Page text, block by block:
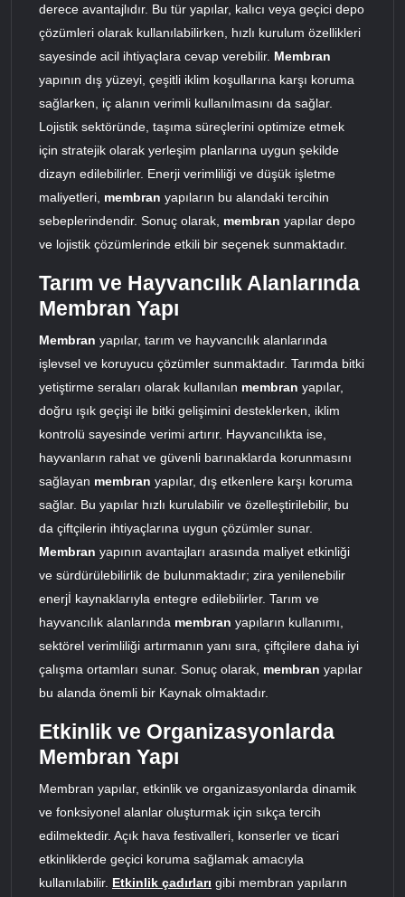
derece avantajlıdır. Bu tür yapılar, kalıcı veya geçici depo
çözümleri olarak kullanılabilirken, hızlı kurulum özellikleri
sayesinde acil ihtiyaçlara cevap verebilir. Membran
yapının dış yüzeyi, çeşitli iklim koşullarına karşı koruma
sağlarken, iç alanın verimli kullanılmasını da sağlar.
Lojistik sektöründe, taşıma süreçlerini optimize etmek
için stratejik olarak yerleşim planlarına uygun şekilde
dizayn edilebilirler. Enerji verimliliği ve düşük işletme
maliyetleri, membran yapıların bu alandaki tercihin
sebeplerindendir. Sonuç olarak, membran yapılar depo
ve lojistik çözümlerinde etkili bir seçenek sunmaktadır.
Tarım ve Hayvancılık Alanlarında
Membran Yapı
Membran yapılar, tarım ve hayvancılık alanlarında
işlevsel ve koruyucu çözümler sunmaktadır. Tarımda bitki
yetiştirme seraları olarak kullanılan membran yapılar,
doğru ışık geçişi ile bitki gelişimini desteklerken, iklim
kontrolü sayesinde verimi artırır. Hayvancılıkta ise,
hayvanların rahat ve güvenli barınaklarda korunmasını
sağlayan membran yapılar, dış etkenlere karşı koruma
sağlar. Bu yapılar hızlı kurulabilir ve özelleştirilebilir, bu
da çiftçilerin ihtiyaçlarına uygun çözümler sunar.
Membran yapının avantajları arasında maliyet etkinliği
ve sürdürülebilirlik de bulunmaktadır; zira yenilenebilir
enerjİ kaynaklarıyla entegre edilebilirler. Tarım ve
hayvancılık alanlarında membran yapıların kullanımı,
sektörel verimliliği artırmanın yanı sıra, çiftçilere daha iyi
çalışma ortamları sunar. Sonuç olarak, membran yapılar
bu alanda önemli bir Kaynak olmaktadır.
Etkinlik ve Organizasyonlarda
Membran Yapı
Membran yapılar, etkinlik ve organizasyonlarda dinamik
ve fonksiyonel alanlar oluşturmak için sıkça tercih
edilmektedir. Açık hava festivalleri, konserler ve ticari
etkinliklerde geçici koruma sağlamak amacıyla
kullanılabilir. Etkinlik çadırları gibi membran yapıların